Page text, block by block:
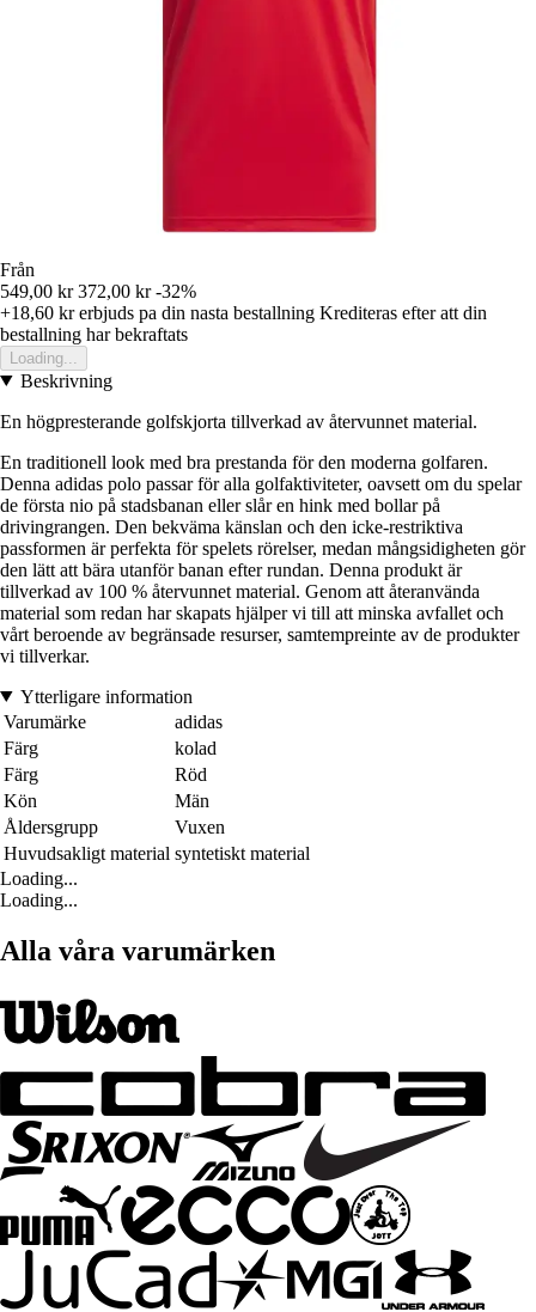
Från
549,00 kr 372,00 kr -32%
+18,60 krerbjuds pa din nasta bestallning Krediteras efter att din
bestallning har bekraftats
Loading...
Beskrivning
En högpresterande golfskjorta tillverkad av återvunnet material.
En traditionell look med bra prestanda för den moderna golfaren.
Denna adidas polo passar för alla golfaktiviteter, oavsett om du spelar
de första nio på stadsbanan eller slår en hink med bollar på
drivingrangen. Den bekväma känslan och den icke-restriktiva
passformen är perfekta för spelets rörelser, medan mångsidigheten gör
den lätt att bära utanför banan efter rundan. Denna produkt är
tillverkad av 100 % återvunnet material. Genom att återanvända
material som redan har skapats hjälper vi till att minska avfallet och
vårt beroende av begränsade resurser, samtempreinte av de produkter
vi tillverkar.
Ytterligare information
Varumärke
adidas
Färg
kolad
Färg
Röd
Kön
Män
Åldersgrupp
Vuxen
Huvudsakligt material syntetiskt material
Loading...
Loading...
Alla våra varumärken